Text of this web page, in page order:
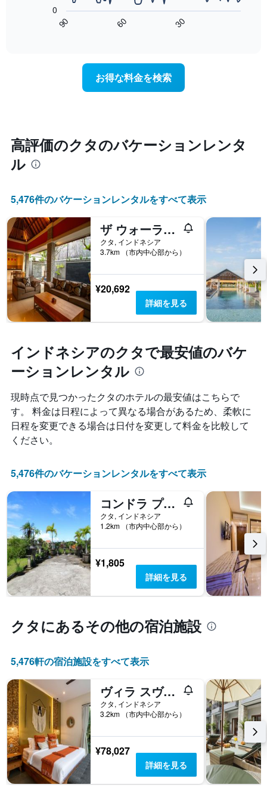
本
は、
曜
表
て
い
ま
す。
表
の
Y
軸
1​
本
客
室
の
平
均
料
金
を
表
し
い
ま
す
れ
て
室
金
が
ど
の
よ
う
に
変
化
す
る
か
し
て
い
す
の
X
軸
は、
宿
ま
で
の
日
数
を
表
し
ま
す
の
軸
は、
客
室
の
平
均
料
90 60 30
0
お得な料金を検索
高評価のクタのバケーションレンタ
ル
5,476件のバケーションレンタルをすべて表示
ザ ウォーラス ヴィラス
クタ, インドネシア
3.7km （市内中心部から）
¥20,692
詳細を見る
インドネシアのクタで最安値のバケ
ーションレンタル
現時点で見つかったクタのホテルの最安値はこちらで
す。 料金は日程によって異なる場合があるため、柔軟に
日程を変更できる場合は日付を変更して料金を比較して
ください。
5,476件のバケーションレンタルをすべて表示
コンドラ プレミア ゲストハウス クタ
クタ, インドネシア
1.2km （市内中心部から）
¥1,805
詳細を見る
クタ​にあるその他の宿泊施設
5,476​軒の宿泊施設をすべて表示
ヴィラ スヴィタ バイ ヴィラ ファインダー
クタ, インドネシア
3.2km （市内中心部から）
¥78,027
詳細を見る